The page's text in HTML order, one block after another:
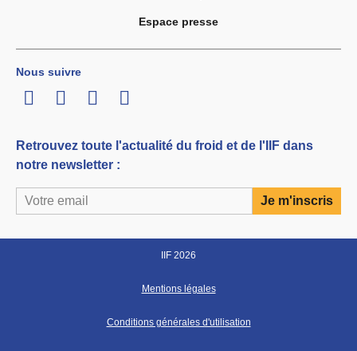
Espace presse
Nous suivre
LinkedInTwitterFacebook
Youtube
Retrouvez toute l'actualité du froid et de l'IIF dans
notre newsletter :
IIF 2026
Mentions légales
Conditions générales d'utilisation